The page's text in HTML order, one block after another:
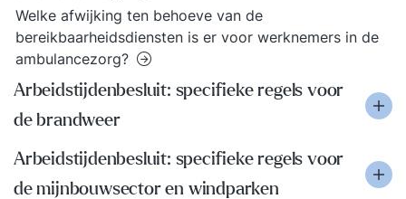
Welke afwijking ten behoeve van de
bereikbaarheidsdiensten is er voor werknemers in de
ambulancezorg?
Arbeidstijdenbesluit: specifieke regels voor
de brandweer
Arbeidstijdenbesluit: specifieke regels voor
de mijnbouwsector en windparken